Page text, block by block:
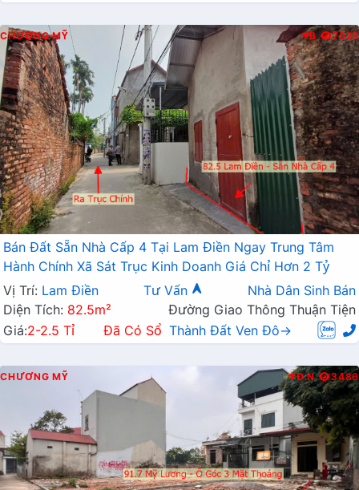
CHƯƠNG MỸ B 7025
Bán Đất Sẵn Nhà Cấp 4 Tại Lam Điền Ngay Trung Tâm
Hành Chính Xã Sát Trục Kinh Doanh Giá Chỉ Hơn 2 Tỷ
Vị Trí: Lam Điền Tư Vấn
Nhà Dân Sinh Bán
Diện Tích: 82.5m²
Đường Giao Thông Thuận Tiện
Giá:2-2.5 Tỉ Đã Có Sổ Thành Đất Ven Đô→
CHƯƠNG MỸ Đ.N 3486